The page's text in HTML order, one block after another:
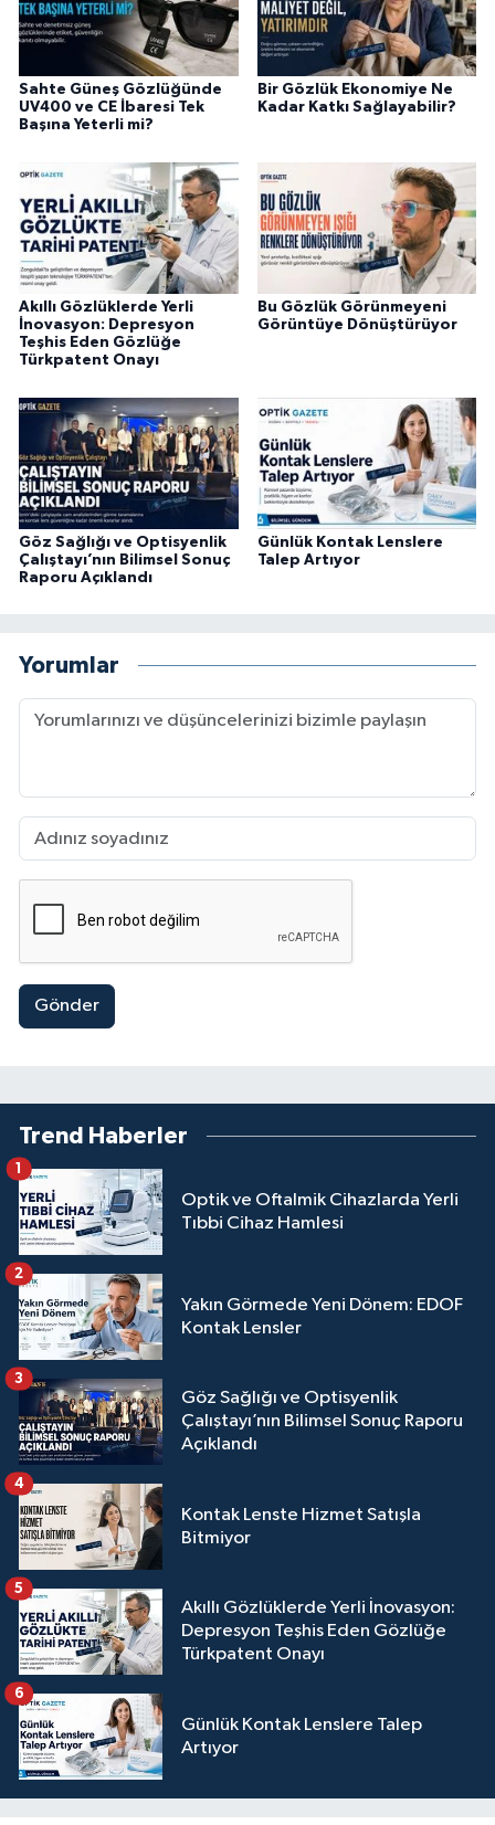
Sahte Güneş Gözlüğünde
UV400 ve CE İbaresi Tek
Başına Yeterli mi?
Bir Gözlük Ekonomiye Ne
Kadar Katkı Sağlayabilir?
Akıllı Gözlüklerde Yerli
İnovasyon: Depresyon
Teşhis Eden Gözlüğe
Türkpatent Onayı
Bu Gözlük Görünmeyeni
Görüntüye Dönüştürüyor
Göz Sağlığı ve Optisyenlik
Çalıştayı’nın Bilimsel Sonuç
Raporu Açıklandı
Günlük Kontak Lenslere
Talep Artıyor
Yorumlar
Gönder
Trend Haberler
Optik ve Oftalmik Cihazlarda Yerli
Tıbbi Cihaz Hamlesi
1
Yakın Görmede Yeni Dönem: EDOF
Kontak Lensler
2
Göz Sağlığı ve Optisyenlik
Çalıştayı’nın Bilimsel Sonuç Raporu
Açıklandı
3
Kontak Lenste Hizmet Satışla
Bitmiyor
4
Akıllı Gözlüklerde Yerli İnovasyon:
Depresyon Teşhis Eden Gözlüğe
Türkpatent Onayı
5
Günlük Kontak Lenslere Talep
Artıyor
6